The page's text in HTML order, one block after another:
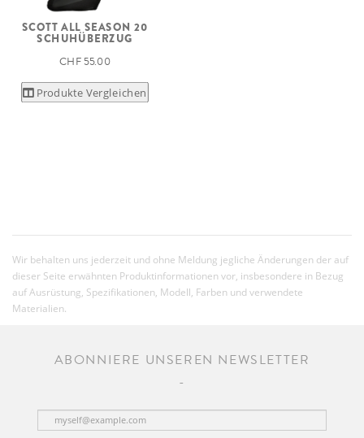
SCOTT ALL SEASON 20
SCHUHÜBERZUG
CHF 55.00
Produkte Vergleichen
Wir behalten uns jederzeit und ohne Meldung jegliche Änderungen der auf
dieser Seite erwähnten Produktinformationen vor, insbesondere in Bezug
auf Ausrüstung, Spezifikationen, Modell, Farben und verwendete
Materialien.
ABONNIERE UNSEREN NEWSLETTER